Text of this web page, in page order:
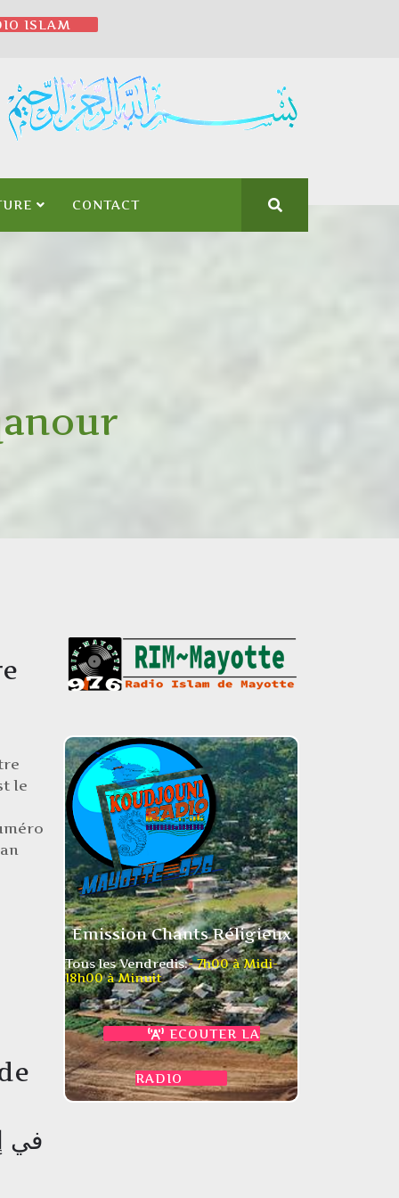
ISLAM
CONTACT
le
Emission Chants Réligieux
Tous les Vendredis:- 7h00 à Midi-
18h00 à Minuit
ECOUTER LA
RADIO